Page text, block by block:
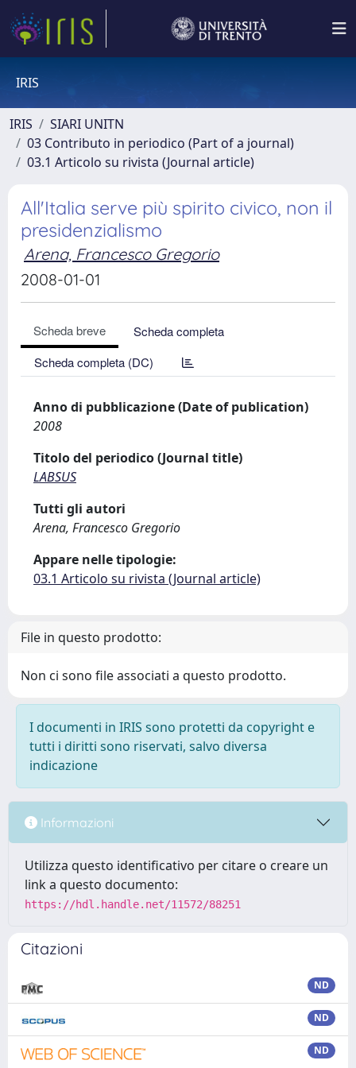
IRIS
IRIS
SIARI UNITN
03 Contributo in periodico (Part of a journal)
03.1 Articolo su rivista (Journal article)
All'Italia serve più spirito civico, non il
presidenzialismo
Arena, Francesco Gregorio
2008-01-01
Scheda breve
Scheda completa
Scheda completa (DC)
Anno di pubblicazione (Date of publication)
2008
Titolo del periodico (Journal title)
LABSUS
Tutti gli autori
Arena, Francesco Gregorio
Appare nelle tipologie:
03.1 Articolo su rivista (Journal article)
File in questo prodotto:
Non ci sono file associati a questo prodotto.
I documenti in IRIS sono protetti da copyright e
tutti i diritti sono riservati, salvo diversa
indicazione
Informazioni
Utilizza questo identificativo per citare o creare un
link a questo documento:
https://hdl.handle.net/11572/88251
Citazioni
ND
ND
ND